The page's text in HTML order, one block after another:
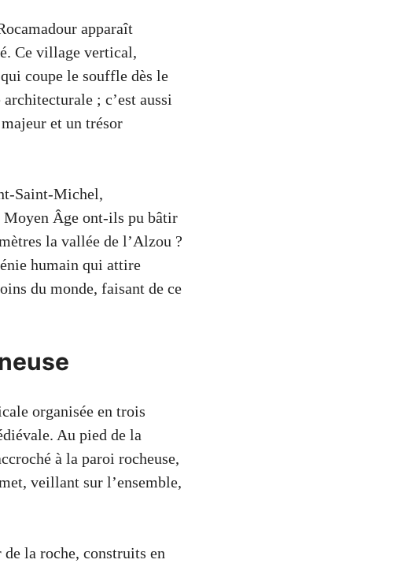
apparaît
Ce village vertical,
coupe le souffle dès le
; c’est aussi
et un trésor
Saint-Michel,
Moyen Âge ont-ils pu bâtir
la vallée de l’Alzou ?
humain qui attire
du monde, faisant de ce
organisée en trois
Au pied de la
à la paroi rocheuse,
veillant sur l’ensemble,
la roche, construits en